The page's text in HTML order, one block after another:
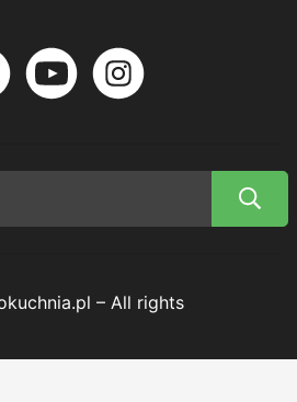
– All rights